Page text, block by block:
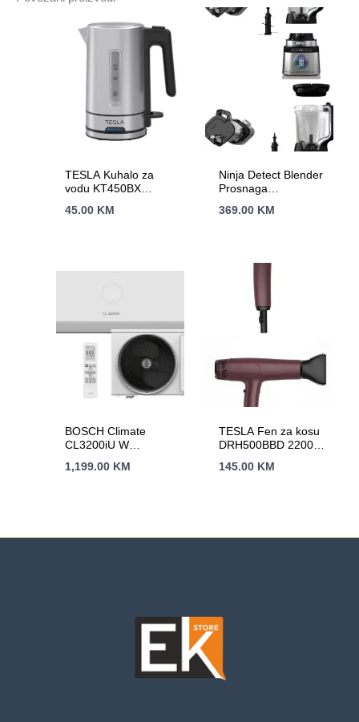
TESLA Kuhalo za
vodu KT450BX
Siva
45.00 KM
Ninja Detect Blender
Prosnaga
tehn.15 funk,2.1L
369.00 KM
BOSCH Climate
CL3200iU W
kW,Hlađenje:-15C,
1,199.00 KM
TESLA Fen za kosu
DRH500BBD 2200W
Bordo / LED Display
145.00 KM